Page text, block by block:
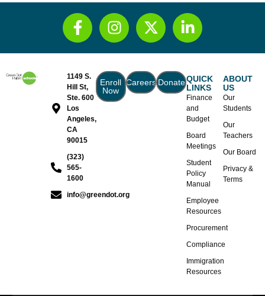
1149 S.
Hill St,
Ste. 600
Los
Angeles,
CA
90015
(323)
565-
1600
info@greendot.org
Enroll
Now
CareersDonateQUICK
LINKS
Finance
and
Budget
Board
Meetings
Student
Policy
Manual
Employee
Resources
Procurement
Compliance
Immigration
Resources
ABOUT
US
Our
Students
Our
Teachers
Our Board
Privacy &
Terms